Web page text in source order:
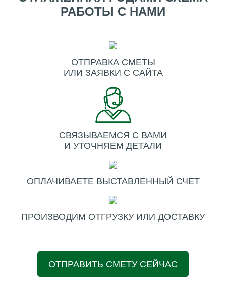
РАБОТЫ С НАМИ
ОТПРАВКА СМЕТЫ
ИЛИ ЗАЯВКИ С САЙТА
СВЯЗЫВАЕМСЯ С ВАМИ
И УТОЧНЯЕМ ДЕТАЛИ
ОПЛАЧИВАЕТЕ ВЫСТАВЛЕННЫЙ СЧЕТ
ПРОИЗВОДИМ ОТГРУЗКУ ИЛИ ДОСТАВКУ
ОТПРАВИТЬ СМЕТУ СЕЙЧАС